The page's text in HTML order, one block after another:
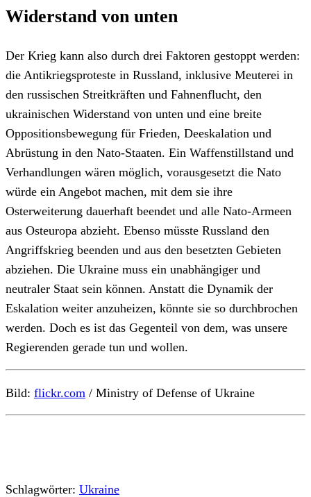
Widerstand von unten
Der Krieg kann also durch drei Faktoren gestoppt werden:
die Antikriegsproteste in Russland, inklusive Meuterei in
den russischen Streitkräften und Fahnenflucht, den
ukrainischen Widerstand von unten und eine breite
Oppositionsbewegung für Frieden, Deeskalation und
Abrüstung in den Nato-Staaten. Ein Waffenstillstand und
Verhandlungen wären möglich, vorausgesetzt die Nato
würde ein Angebot machen, mit dem sie ihre
Osterweiterung dauerhaft beendet und alle Nato-Armeen
aus Osteuropa abzieht. Ebenso müsste Russland den
Angriffskrieg beenden und aus den besetzten Gebieten
abziehen. Die Ukraine muss ein unabhängiger und
neutraler Staat sein können. Anstatt die Dynamik der
Eskalation weiter anzuheizen, könnte sie so durchbrochen
werden. Doch es ist das Gegenteil von dem, was unsere
Regierenden gerade tun und wollen.
Bild: flickr.com / Ministry of Defense of Ukraine
Schlagwörter: Ukraine